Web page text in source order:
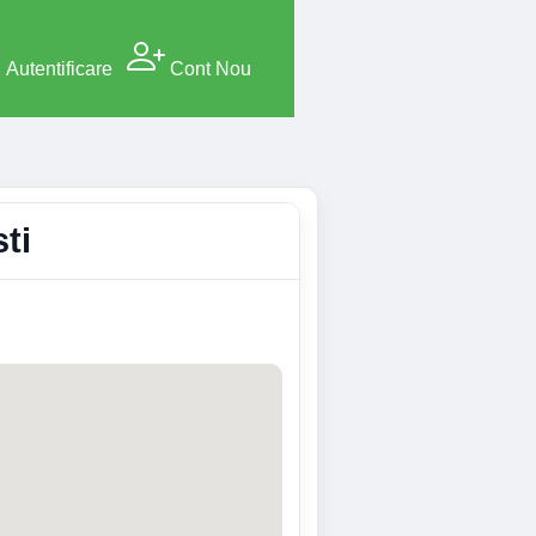
Autentificare Cont Nou